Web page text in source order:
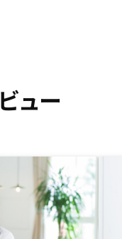
ュー